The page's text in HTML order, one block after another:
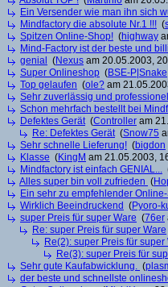
Ein Versender wie man ihn sich
Mindfactory die absolute Nr.1 !!! (
Spitzen Online-Shop! (highway
Mind-Factory ist der beste und
genial
(Nexus am 20.05.2003,
Super Onlineshop (BSE-P|Snake
Top gelaufen (ole? am
Sehr zuverlässig und professionell
Schon mehrfach bestellt bei
Defektes Gerät(Controller am
Re: Defektes Gerät(Snow75
Sehr schnelle Lieferung! (bigdon
Klasse (KingM am 21.05.2003,
Mindfactory ist einfach GENIAL...
Alles super bin voll zufrieden (
Ein sehr zu empfehlender
Wirklich Beeindruckend (Pyoro-
super Preis für super Ware (76er
Re: super Preis für super Ware
Re(2): super Preis für super
Re(3): super Preis für
Sehr gute Kaufabwicklung. (
der beste und schnellste